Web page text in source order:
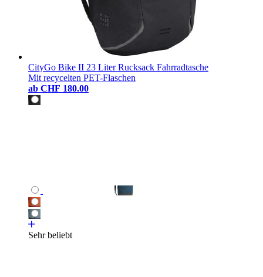
CityGo Bike II 23 Liter Rucksack Fahrradtasche
Mit recycelten PET-Flaschen
ab CHF 180.00
Sehr beliebt